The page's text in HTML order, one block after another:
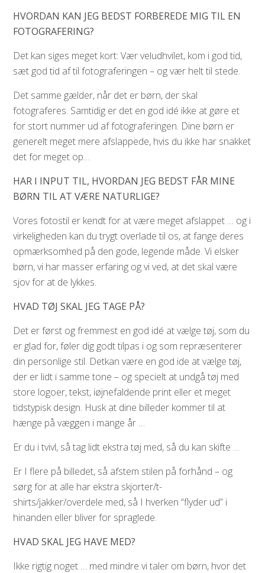
HVORDAN KAN JEG BEDST FORBEREDE MIG TIL EN
FOTOGRAFERING?
Det kan siges meget kort: Vær veludhvilet, kom i god tid,
sæt god tid af til fotograferingen – og vær helt til stede.
Det samme gælder, når det er børn, der skal
fotograferes. Samtidig er det en god idé ikke at gøre et
for stort nummer ud af fotograferingen. Dine børn er
generelt meget mere afslappede, hvis du ikke har snakket
det for meget op…
HAR I INPUT TIL, HVORDAN JEG BEDST FÅR MINE
BØRN TIL AT VÆRE NATURLIGE?
Vores fotostil er kendt for at være meget afslappet … og i
virkeligheden kan du trygt overlade til os, at fange deres
opmærksomhed på den gode, legende måde. Vi elsker
børn, vi har masser erfaring og vi ved, at det skal være
sjov for at de lykkes.
HVAD TØJ SKAL JEG TAGE PÅ?
Det er først og fremmest en god idé at vælge tøj, som du
er glad for, føler dig godt tilpas i og som repræsenterer
din personlige stil. Detkan være en god ide at vælge tøj,
der er lidt i samme tone – og specielt at undgå tøj med
store logoer, tekst, iøjnefaldende print eller et meget
tidstypisk design. Husk at dine billeder kommer til at
hænge på væggen i mange år …
Er du i tvivl, så tag lidt ekstra tøj med, så du kan skifte …
Er I flere på billedet, så afstem stilen på forhånd – og
sørg for at alle har ekstra skjorter/t-
shirts/jakker/overdele med, så I hverken “flyder ud” i
hinanden eller bliver for spraglede.
HVAD SKAL JEG HAVE MED?
Ikke rigtig noget … med mindre vi taler om børn, hvor det